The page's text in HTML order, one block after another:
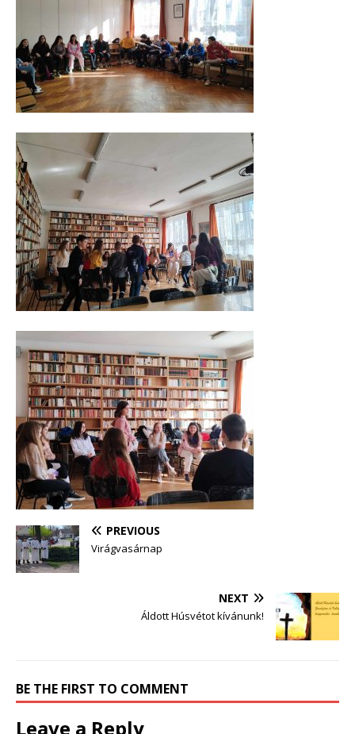
PREVIOUS
Virágvasárnap
NEXT
Áldott Húsvétot kívánunk!
BE THE FIRST TO COMMENT
Leave a Reply